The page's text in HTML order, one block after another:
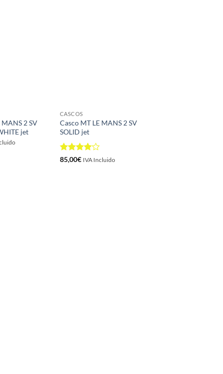
2 SV
jet
CASCOS
Casco MT LE MANS 2 SV
SOLID jet
Valorado
85,00€ IVA Incluido